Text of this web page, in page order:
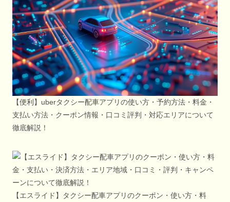
【便利】uberタクシー配車アプリの使い方・予約方法・料金・
支払い方法・クーポン情報・口コミ評判・対応エリアについて
徹底解説！
【エスライド】タクシー配車アプリのクーポン・使い方・料